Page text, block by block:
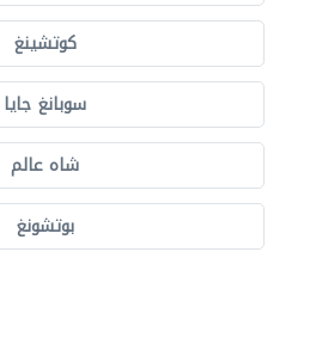
كوتشينغ
سوبانغ جايا
شاه عالم
بوتشونغ